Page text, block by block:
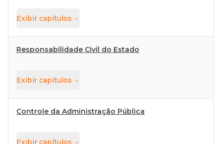
Exibir capítulos
Responsabilidade Civil do Estado
Exibir capítulos
Controle da Administração Pública
Exibir capítulos